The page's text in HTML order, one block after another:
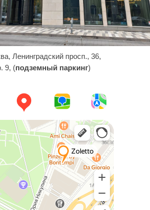
Ленинградский просп., 36,
9, (подземный паркинг)